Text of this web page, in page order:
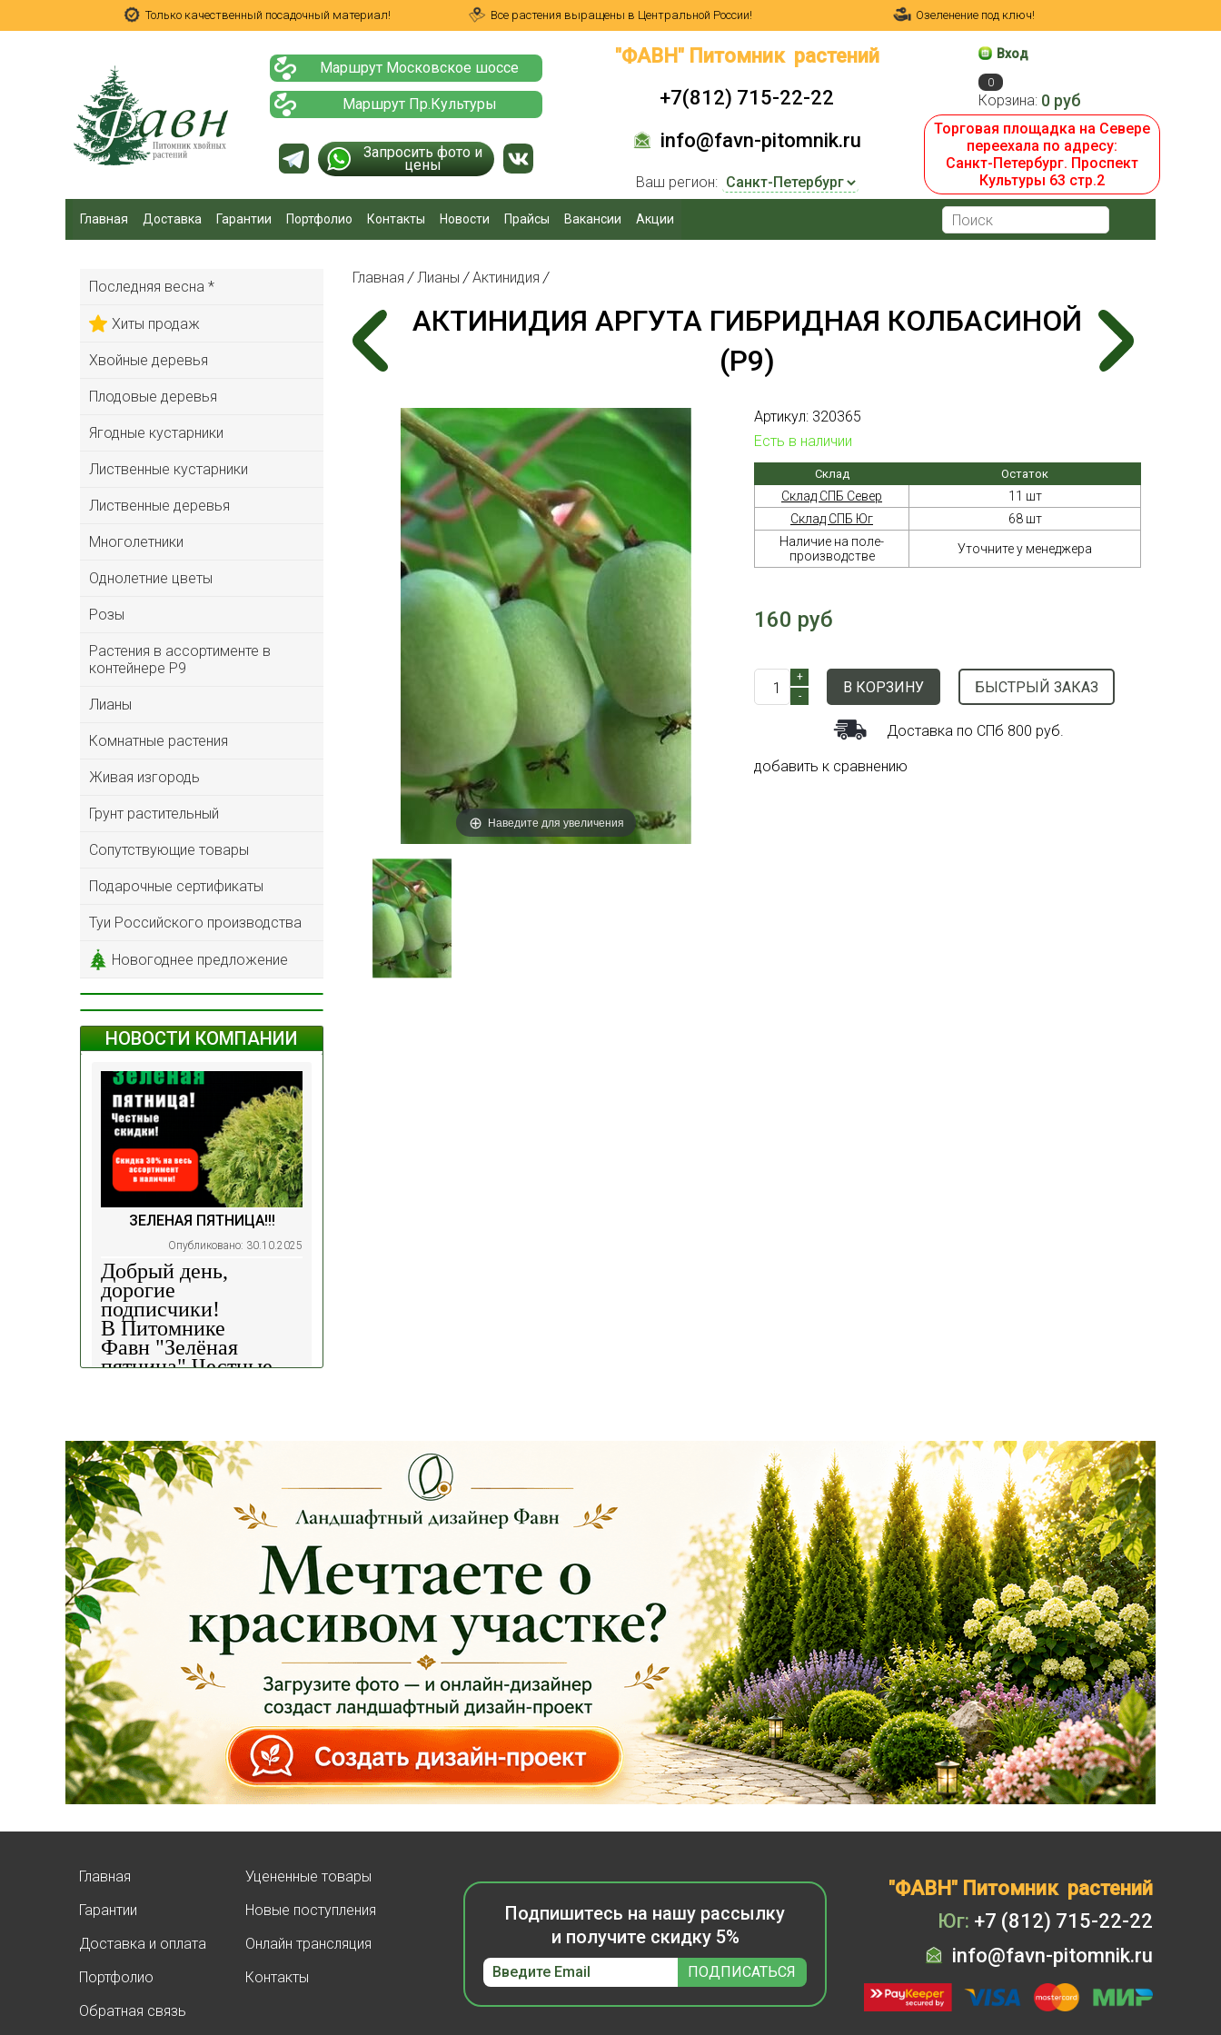
Только качественный посадочный материал! Все растения выращены в Центральной России! Озеленение под ключ!
Маршрут Московское шоссе
Маршрут Пр.Культуры
Запросить фото и
цены
"ФАВН" Питомник растений
+7(812) 715-22-22
info@favn-pitomnik.ru
Ваш регион:
Вход
0
Корзина: 0 руб
Торговая площадка на Севере
переехала по адресу:
Санкт-Петербург. Проспект
Культуры 63 стр.2
Главная Доставка Гарантии Портфолио Контакты Новости Прайсы Вакансии Акции
Последняя весна *
Хиты продаж
Хвойные деревья
Плодовые деревья
Ягодные кустарники
Лиственные кустарники
Лиственные деревья
Многолетники
Однолетние цветы
Розы
Растения в ассортименте в
контейнере P9
Лианы
Комнатные растения
Живая изгородь
Грунт растительный
Сопутствующие товары
Подарочные сертификаты
Туи Российского производства
Новогоднее предложение
НОВОСТИ КОМПАНИИ
ЗЕЛЕНАЯ ПЯТНИЦА!!!
Опубликовано: 30.10.2025
Добрый день,
дорогие
подписчики!
В Питомнике
Фавн "Зелёная
пятница".Честные
площадках!
Сроки проведения
акции: с 29.10 2025 -
04.11.2025
!!! Цены
на сайте и на
площадке указаны
БЕЗ учёта скидки!!!
Успейте приобрести
качественные
растения и украсить
свой сад! Всех ждём
в нашем питомнике!
ЧИТАТЬ ДАЛЕЕ
Добрый день, дорогие
У нас началась
Главная / Лианы / Актинидия /
АКТИНИДИЯ АРГУТА ГИБРИДНАЯ КОЛБАСИНОЙ
(Р9)
Наведите для увеличения
Артикул: 320365
Есть в наличии
Склад Остаток
Склад СПБ Север
11 шт
Склад СПБ Юг
68 шт
Наличие на поле-
производстве
Уточните у менеджера
160 руб
-
+
В КОРЗИНУ БЫСТРЫЙ ЗАКАЗ
Доставка по СПб 800 руб.
добавить к сравнению
Главная
Гарантии
Доставка и оплата
Портфолио
Обратная связь
Уцененные товары
Новые поступления
Онлайн трансляция
Контакты
Подпишитесь на нашу рассылку
и получите скидку 5%
"ФАВН" Питомник растений
Юг: +7 (812) 715-22-22
info@favn-pitomnik.ru